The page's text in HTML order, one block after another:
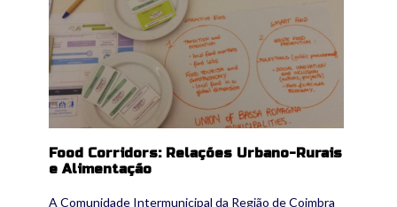
Food Corridors: Relações Urbano-Rurais
e Alimentação
A Comunidade Intermunicipal da Região de Coimbra